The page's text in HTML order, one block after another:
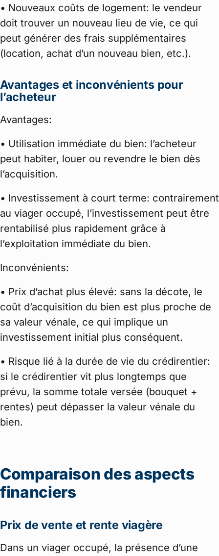
• Nouveaux coûts de logement: le vendeur
doit trouver un nouveau lieu de vie, ce qui
peut générer des frais supplémentaires
(location, achat d’un nouveau bien, etc.).
Avantages et inconvénients pour
l’acheteur
Avantages:
• Utilisation immédiate du bien: l’acheteur
peut habiter, louer ou revendre le bien dès
l’acquisition.
• Investissement à court terme: contrairement
au viager occupé, l’investissement peut être
rentabilisé plus rapidement grâce à
l’exploitation immédiate du bien.
Inconvénients:
• Prix d’achat plus élevé: sans la décote, le
coût d’acquisition du bien est plus proche de
sa valeur vénale, ce qui implique un
investissement initial plus conséquent.
• Risque lié à la durée de vie du crédirentier:
si le crédirentier vit plus longtemps que
prévu, la somme totale versée (bouquet +
rentes) peut dépasser la valeur vénale du
bien.
Comparaison des aspects
financiers
Prix de vente et rente viagère
Dans un viager occupé, la présence d’une